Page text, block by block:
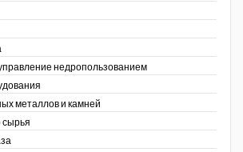
недропользованием
металлов и камней
сырья
Стандарт качества
Сфера. Нефть и газ
Уголь
Уголь Кузбасса